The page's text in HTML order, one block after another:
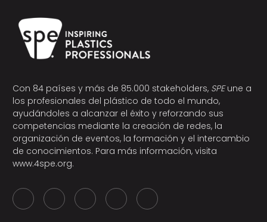
Con 84 países y más de 85.000 stakeholders, SPEune a
los profesionales del plástico de todo el mundo,
ayudándoles a alcanzar el éxito y reforzando sus
competencias mediante la creación de redes, la
organización de eventos, la formación y el intercambio
de conocimientos. Para más información, visita
www.4spe.org.